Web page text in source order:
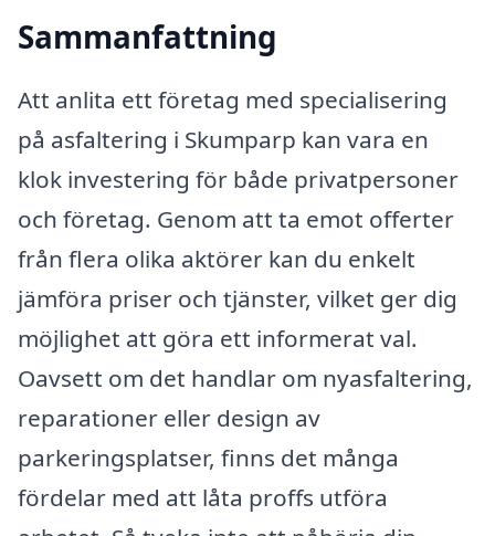
Sammanfattning
Att anlita ett företag med specialisering
på asfaltering i Skumparp kan vara en
klok investering för både privatpersoner
och företag. Genom att ta emot offerter
från flera olika aktörer kan du enkelt
jämföra priser och tjänster, vilket ger dig
möjlighet att göra ett informerat val.
Oavsett om det handlar om nyasfaltering,
reparationer eller design av
parkeringsplatser, finns det många
fördelar med att låta proffs utföra